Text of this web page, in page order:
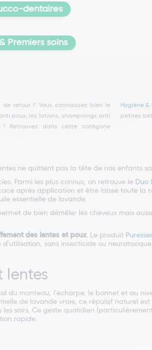
dentaires
Premiers soins
retour !" Vous connaissez bien le
! Retrouvez dans cette catégorie
Hygiène &
petites
ne quittent pas la tête de nos enfants
Parmi les plus connus, on retrouve le Duo
après application et être laissé toute la
essentielle de lavande.
de bien démêler les cheveux mais
des lentes et poux. Le produit
sans insecticide ou
lentes
du manteau, l'écharpe, le bonnet et au
de lavande vraie, ce répulsif naturel
soirs. Ce geste quotidien
rapide.